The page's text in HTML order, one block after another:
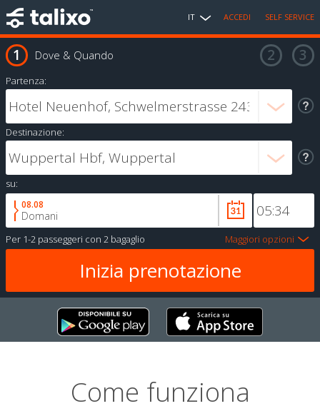
IT ACCEDI SELF SERVICE
Dove & Quando
Partenza:
Destinazione:
su:
08.08
Domani
Per 1-2 passeggeri con 2 bagaglio Maggiori opzioni
Come funziona